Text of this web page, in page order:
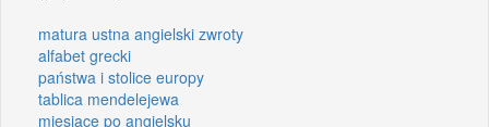
matura ustna angielski zwroty
alfabet grecki
państwa i stolice europy
tablica mendelejewa
miesiące po angielsku